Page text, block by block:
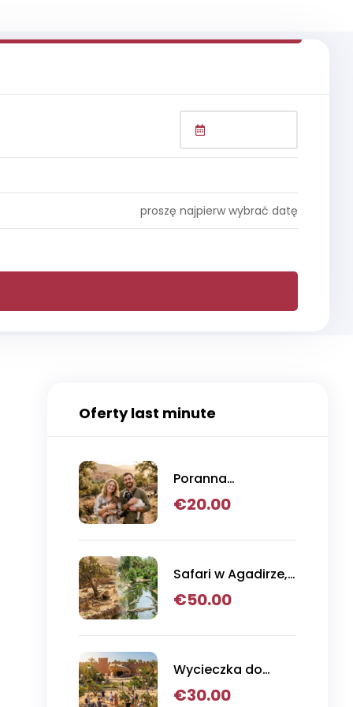
proszę najpierw wybrać datę
Oferty last minute
Poranna
wycieczka z
wspinaczkowych
arganowe
€20.00
Safari w Agadirze,
Crocoparc i
lwów
€50.00
Wycieczka do
parku krokodyli i
€30.00